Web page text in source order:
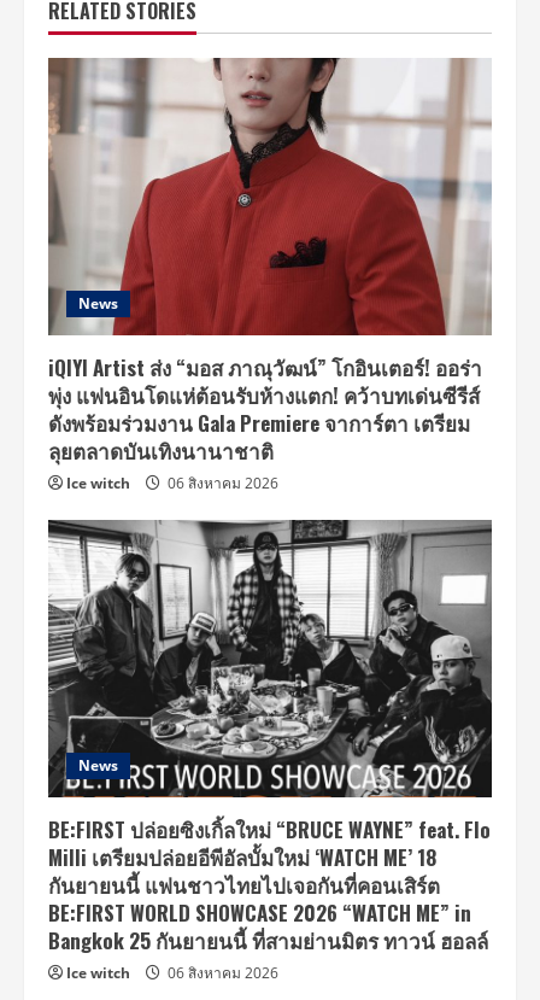
RELATED STORIES
News
iQIYI Artist ส่ง “มอส ภาณุวัฒน์” โกอินเตอร์! ออร่า
พุ่ง แฟนอินโดแห่ต้อนรับห้างแตก! คว้าบทเด่นซีรีส์
ดังพร้อมร่วมงาน Gala Premiere จาการ์ตา เตรียม
ลุยตลาดบันเทิงนานาชาติ
Ice witch 06 สิงหาคม 2026
News
BE:FIRST ปล่อยซิงเกิ้ลใหม่ “BRUCE WAYNE” feat. Flo
Milli เตรียมปล่อยอีพีอัลบั้มใหม่ ‘WATCH ME’ 18
กันยายนนี้ แฟนชาวไทยไปเจอกันที่คอนเสิร์ต
BE:FIRST WORLD SHOWCASE 2026 “WATCH ME” in
Bangkok 25 กันยายนนี้ ที่สามย่านมิตร ทาวน์ ฮอลล์
Ice witch 06 สิงหาคม 2026